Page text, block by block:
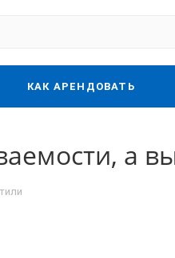
КАК АРЕНДОВАТЬ
а